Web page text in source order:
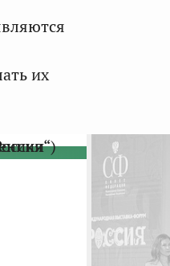
их